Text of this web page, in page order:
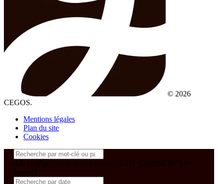
© 2026
CEGOS.
Mentions légales
Plan du site
Cookies
&& config('laravel-theme-inter.CEGOS_COUNTRY') !=
'neves')